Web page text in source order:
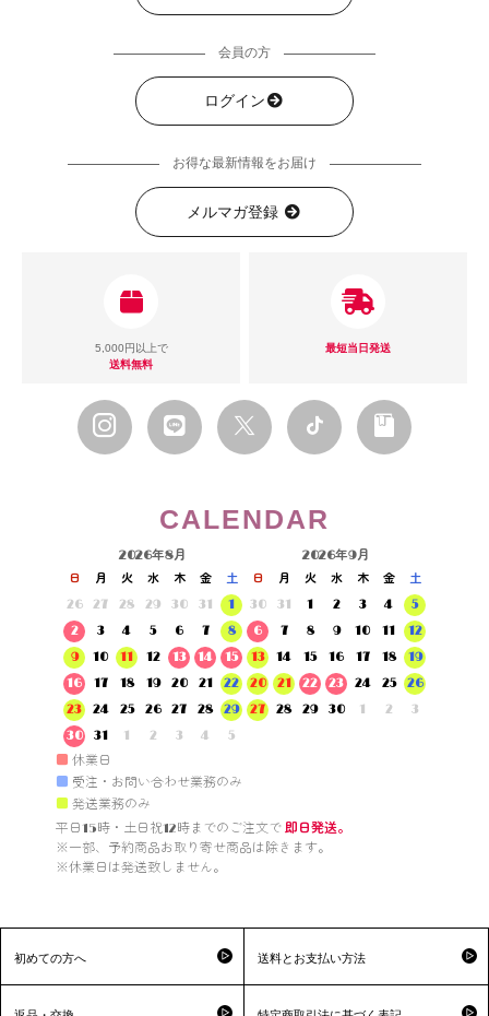
会員の方
ログイン
お得な最新情報をお届け
メルマガ登録
5,000円以上で
送料無料
最短当日発送
CALENDAR
2026年8月
日 月 火 水 木 金
土
26
27 28 29 30 31
1
2
3 4 5 6 7
8
9
10 11 12 13 14
15
16
17 18 19 20 21
22
23
24 25 26 27 28
29
30
31 1 2 3 4 5
2026年9月
日 月 火 水 木 金
土
30
31 1 2 3 4
5
6
7 8 9 10 11
12
13
14 15 16 17 18
19
20
21 22 23 24 25
26
27
28 29 30 1 2 3
■ 休業日
■ 受注・お問い合わせ業務のみ
■ 発送業務のみ
平日15時・土日祝12時までのご注文で 即日発送。
※一部、予約商品お取り寄せ商品は除きます。
※休業日は発送致しません。
初めての方へ 送料とお支払い方法